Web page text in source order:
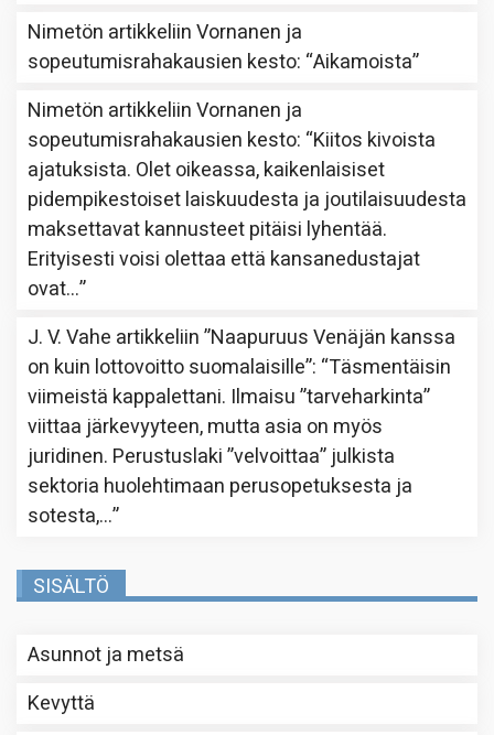
Nimetön artikkeliinVornanen ja
sopeutumisrahakausien kesto: “Aikamoista”
Nimetön artikkeliinVornanen ja
sopeutumisrahakausien kesto: “Kiitos kivoista
ajatuksista. Olet oikeassa, kaikenlaisiset
pidempikestoiset laiskuudesta ja joutilaisuudesta
maksettavat kannusteet pitäisi lyhentää.
Erityisesti voisi olettaa että kansanedustajat
ovat…”
J. V. Vahe artikkeliin”Naapuruus Venäjän kanssa
on kuin lottovoitto suomalaisille”: “Täsmentäisin
viimeistä kappalettani. Ilmaisu ”tarveharkinta”
viittaa järkevyyteen, mutta asia on myös
juridinen. Perustuslaki ”velvoittaa” julkista
sektoria huolehtimaan perusopetuksesta ja
sotesta,…”
SISÄLTÖ
Asunnot ja metsä
Kevyttä